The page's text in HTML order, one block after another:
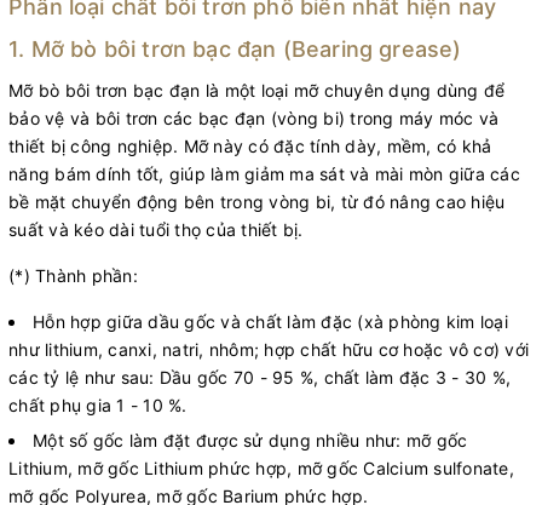
Phân loại chất bôi trơn phổ biến nhất hiện nay
1. Mỡ bò bôi trơn bạc đạn (Bearing grease)
Mỡ bò bôi trơn bạc đạn là một loại mỡ chuyên dụng dùng để
bảo vệ và bôi trơn các bạc đạn (vòng bi) trong máy móc và
thiết bị công nghiệp. Mỡ này có đặc tính dày, mềm, có khả
năng bám dính tốt, giúp làm giảm ma sát và mài mòn giữa các
bề mặt chuyển động bên trong vòng bi, từ đó nâng cao hiệu
suất và kéo dài tuổi thọ của thiết bị.
(*) Thành phần:
Hỗn hợp giữa dầu gốc và chất làm đặc (xà phòng kim loại
như lithium, canxi, natri, nhôm; hợp chất hữu cơ hoặc vô cơ) với
các tỷ lệ như sau: Dầu gốc 70 - 95 %, chất làm đặc 3 - 30 %,
chất phụ gia 1 - 10 %.
Một số gốc làm đặt được sử dụng nhiều như: mỡ gốc
Lithium, mỡ gốc Lithium phức hợp, mỡ gốc Calcium sulfonate,
mỡ gốc Polyurea, mỡ gốc Barium phức hợp.